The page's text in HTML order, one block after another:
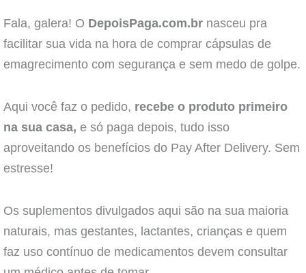
Fala, galera! O DepoisPaga.com.br nasceu pra
facilitar sua vida na hora de comprar cápsulas de
emagrecimento com segurança e sem medo de golpe.
Aqui você faz o pedido, recebe o produto primeiro
na sua casa, e só paga depois, tudo isso
aproveitando os benefícios do Pay After Delivery. Sem
estresse!
Os suplementos divulgados aqui são na sua maioria
naturais, mas gestantes, lactantes, crianças e quem
faz uso contínuo de medicamentos devem consultar